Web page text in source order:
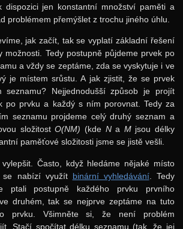
dispozici jen konstantní množství paměti a
problémem přemýšlet z trochu jiného úhlu.
jak začít, tak se vyplatí základní řešení
možnosti. Tedy postupně půjdeme prvek po
a vždy se zeptáme, zda se vyskytuje i ve
je místem srůstu. A jak zjistit, že se prvek
seznamu? Nejjednodušší způsob je projít
po prvku a každý s ním porovnat. Tedy za
seznamu projdeme celý druhý seznam a
složitostO(NM) (kde Na Mjsou délky
paměťové složitosti jsme se jistě vešli.
Často, když hledáme nějaké místo
se nabízí využít binární vyhledávání. Tedy
ptali postupně každého prvku prvního
druhém, tak se nejprve zeptáme na tuto
prvku. Všimněte si, že není problém
Stačí spočítat délku seznamu (tak, že jej